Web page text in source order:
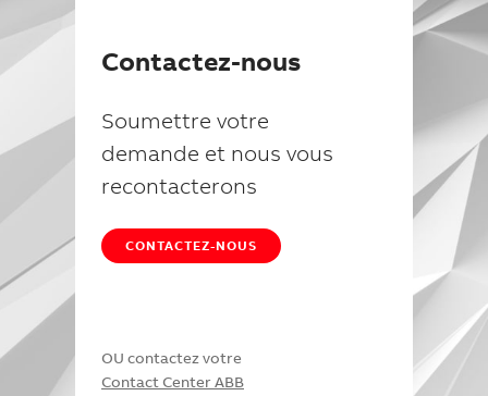
Contactez-nous
Soumettre votre
demande et nous vous
recontacterons
CONTACTEZ-NOUS
OU contactez votre
Contact Center ABB